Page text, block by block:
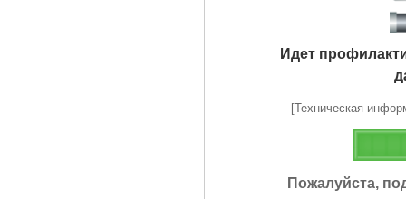
Идет
[Техническая
Пожалуйста,